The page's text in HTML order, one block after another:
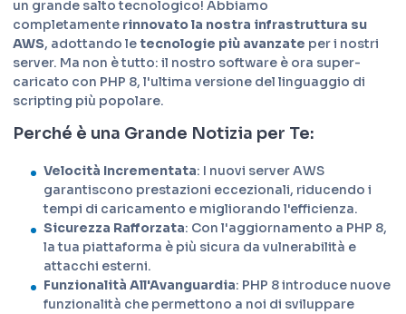
un grande salto tecnologico! Abbiamo
completamente rinnovato la nostra infrastruttura su
AWS, adottando letecnologie più avanzate per i nostri
server. Ma non è tutto: il nostro software è ora super-
caricato con PHP 8, l'ultima versione del linguaggio di
scripting più popolare.
Perché è una Grande Notizia per Te:
Velocità Incrementata: I nuovi server AWS
garantiscono prestazioni eccezionali, riducendo i
tempi di caricamento e migliorando l'efficienza.
Sicurezza Rafforzata: Con l'aggiornamento a PHP 8,
la tua piattaforma è più sicura da vulnerabilità e
attacchi esterni.
Funzionalità All'Avanguardia: PHP 8 introduce nuove
funzionalità che permettono a noi di sviluppare